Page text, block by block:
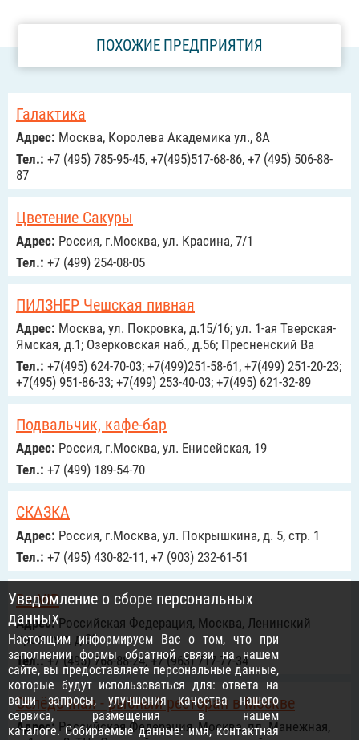
ПОХОЖИЕ ПРЕДПРИЯТИЯ
Галактика
Адрес: Москва, Королева Академика ул., 8А
Тел.: +7 (495) 785-95-45, +7(495)517-68-86, +7 (495) 506-88-
87
Цветение Сакуры
Адрес: Россия, г.Москва, ул. Красина, 7/1
Тел.: +7 (499) 254-08-05
ПИЛЗНЕР Чешская пивная
Адрес: Москва, ул. Покровка, д.15/16; ул. 1-ая Тверская-
Ямская, д.1; Озерковская наб., д.56; Пресненский Ва
Тел.: +7(495) 624-70-03; +7(499)251-58-61, +7(499) 251-20-23;
+7(495) 951-86-33; +7(499) 253-40-03; +7(495) 621-32-89
Подвальчик, кафе-бар
Адрес: Россия, г.Москва, ул. Енисейская, 19
Тел.: +7 (499) 189-54-70
СКАЗКА
Адрес: Россия, г.Москва, ул. Покрышкина, д. 5, стр. 1
Тел.: +7 (495) 430-82-11, +7 (903) 232-61-51
BarVIP
Адрес:Российcкая Федерация, Москва, Ленинский
проспект, д.38
Тел.:+7 (495) 768-88-24, +7 (963) 717-77-34
Селёдочная - рыбный ресторан в Москве
Адрес:Российcкая Федерация, Москва, пл. Манежная,
Уведомление о сборе персональных
данных
Настоящим информируем Вас о том, что при
заполнении формы обратной связи на нашем
сайте, вы предоставляете персональные данные,
которые будут использоваться для: ответа на
ваши запросы, улучшения качества нашего
сервиса, размещения в нашем
каталоге. Собираемые данные: имя, контактная